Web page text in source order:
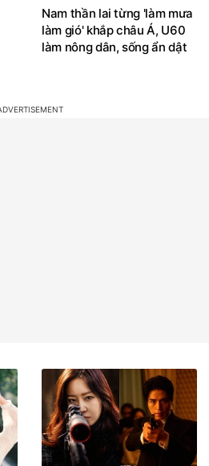
Nam thần lai từng 'làm mưa
làm gió' khắp châu Á, U60
làm nông dân, sống ẩn dật